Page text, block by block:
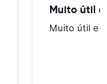
Muito útil
Muito útil e